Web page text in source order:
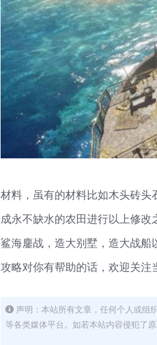
材料，虽有的材料比如木头砖
成永不缺水的农田进行以上修改
鲨海鏖战，造大别墅，造大战
攻略对你有帮助的话，欢迎关注
声明：本站所有文章，任何个人或组
等各类媒体平台。如若本站内容侵犯了